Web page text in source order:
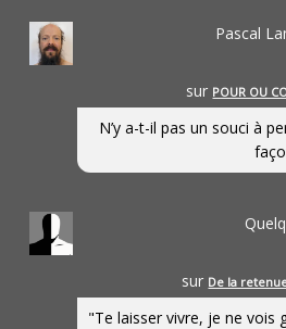
Pascal
sur POUR OU
N’y a-t-il pas un souci à
sur De la
"Te laisser vivre, je ne vois